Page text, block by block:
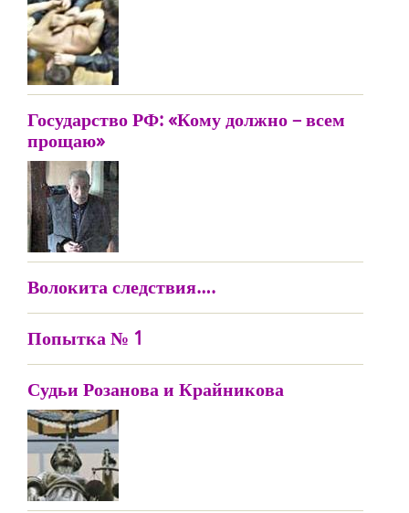
Государство РФ: «Кому должно – всем
прощаю»
Волокита следствия….
Попытка № 1
Судьи Розанова и Крайникова